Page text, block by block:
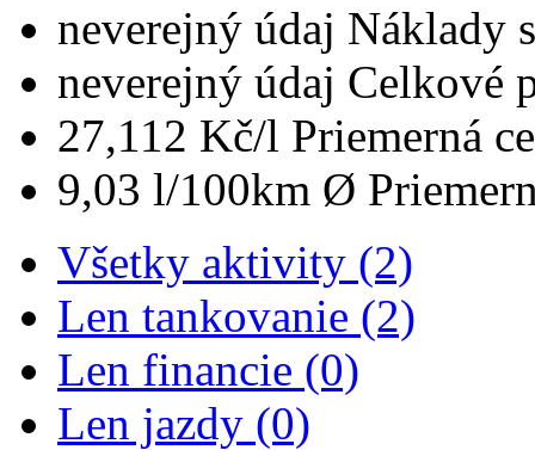
neverejný údaj Náklady
neverejný údaj Celkové
27,112 Kč/l Priemerná
9,03 l/100km Ø
Všetky aktivity (2)
Len tankovanie (2)
Len financie (0)
Len jazdy (0)